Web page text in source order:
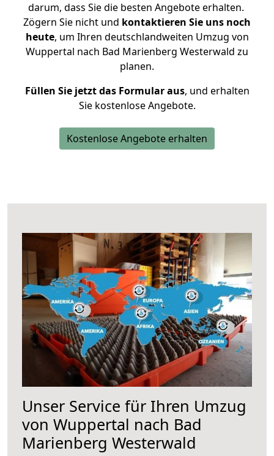
darum, dass Sie die besten Angebote erhalten.
Zögern Sie nicht und kontaktieren Sie uns noch
heute, um Ihren deutschlandweiten Umzug von
Wuppertal nach Bad Marienberg Westerwald zu
planen.
Füllen Sie jetzt das Formular aus, und erhalten
Sie kostenlose Angebote.
Kostenlose Angebote erhalten
Unser Service für Ihren Umzug
von Wuppertal nach Bad
Marienberg Westerwald